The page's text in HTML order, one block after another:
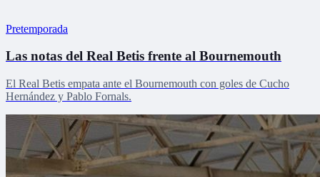
Pretemporada
Las notas del Real Betis frente al Bournemouth
El Real Betis empata ante el Bournemouth con goles de Cucho
Hernández y Pablo Fornals.